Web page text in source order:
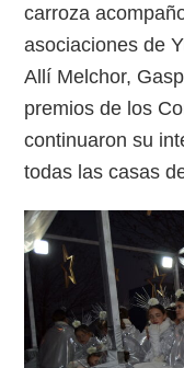
carroza
asociaciones de
Allí Melchor,
premios de los
continuaron su
todas las casas